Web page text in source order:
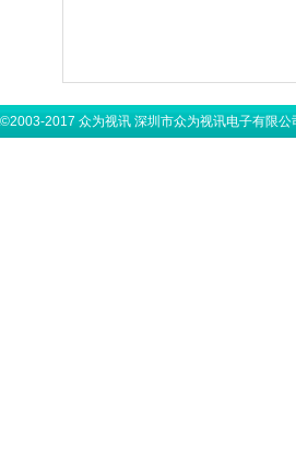
2017 众为视讯 深圳市众为视讯电子有限